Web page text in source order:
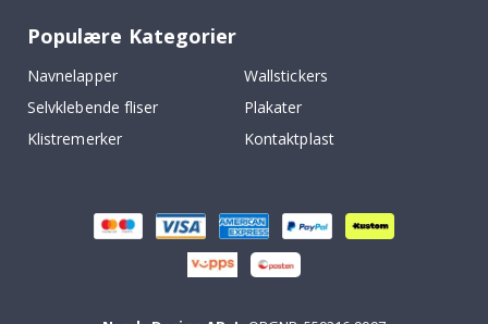
Populære Kategorier
Navnelapper
Wallstickers
Selvklebende fliser
Plakater
Klistremerker
Kontaktplast